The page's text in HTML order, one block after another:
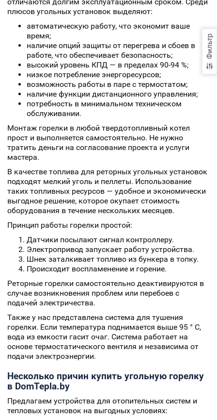
Фильтр
плюсов угольных установок выделяют:
автоматическую работу, что экономит ваше
время;
наличие опций защиты от перегрева и сбоев в
работе, что обеспечивает безопасность;
высокий уровень КПД — в пределах 90-94 %;
низкое потребление энергоресурсов;
возможность работы в паре с термостатом;
наличие функции дистанционного управления;
потребность в минимальном техническом
обслуживании.
Монтаж горелки в любой твердотопливный котел
прост и выполняется самостоятельно. Не нужно
тратить деньги на согласование проекта и услуги
мастера.
В качестве топлива для реторных угольных установок
подходят мелкий уголь и пеллеты. Использование
таких топливных ресурсов — удобное и экономически
выгодное решение, которое окупает стоимость
оборудования в течение нескольких месяцев.
Принцип работы горелки простой:
Датчики посылают сигнал контроллеру.
Электропривод запускает работу устройства.
Шнек заталкивает топливо из бункера в топку.
Происходит воспламенение и горение.
Реторные горелки самостоятельно деактивируются в
случае возникновения проблем или перебоев с
подачей электричества.
Также у нас представлена система для тушения
горелки. Если температура поднимается выше 95 ° С,
вода из емкости гасит очаг. Система работает на
основе термостатического вентиля и независима от
подачи электроэнергии.
Несколько причин купить угольную горелку
в DomTepla.by
Предлагаем устройства для отопительных систем и
тепловых установок на выгодных условиях: